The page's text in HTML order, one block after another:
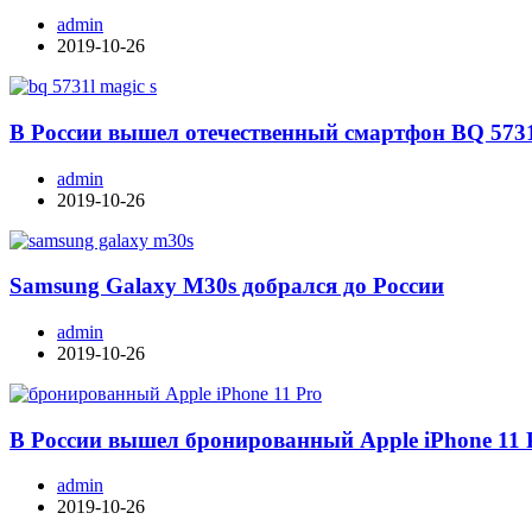
admin
2019-10-26
В России вышел отечественный смартфон BQ
admin
2019-10-26
Samsung Galaxy M30s добрался до России
admin
2019-10-26
В России вышел бронированный Apple iPhone 11
admin
2019-10-26